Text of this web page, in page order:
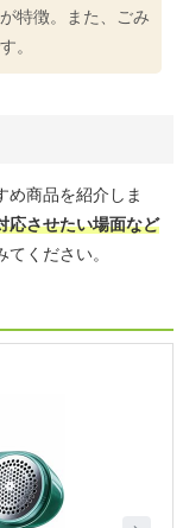
特徴。また、ごみ
。
め商品を紹介しま
応させたい場面など
ください。